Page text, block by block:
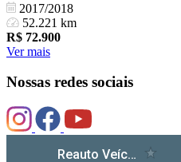
2017/2018
52.221 km
R$ 72.900
Ver mais
Nossas redes sociais